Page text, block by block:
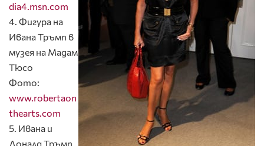
dia4.msn.com
4. Фигура на
Ивана Тръмп в
музея на Мадам
Тюсо
Фото:
www.robertaon
thearts.com
5. Ивана и
Доналд Тръмп